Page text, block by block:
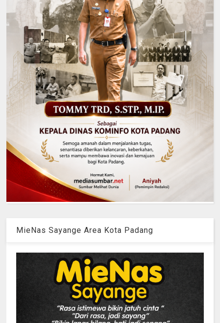
MieNas Sayange Area Kota Padang